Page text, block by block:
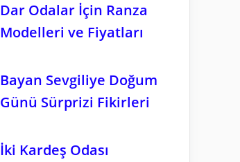
Dar Odalar İçin Ranza
Modelleri ve Fiyatları
Bayan Sevgiliye Doğum
Günü Sürprizi Fikirleri
İki Kardeş Odası